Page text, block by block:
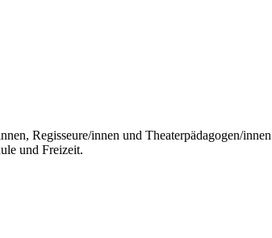
Regisseure/innen und Theaterpädagogen/
und Freizeit.